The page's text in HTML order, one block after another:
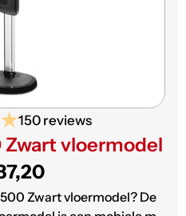
150 reviews
vloermodel
Zwart vloermodel? De